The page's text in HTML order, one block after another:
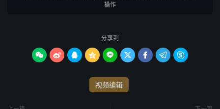
操作
分享到
        
视频编辑